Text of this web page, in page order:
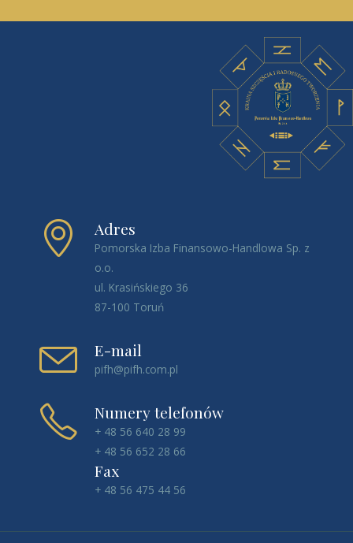
Adres
Pomorska Izba Finansowo-Handlowa Sp. z
o.o.
ul. Krasińskiego 36
87-100 Toruń
E-mail
pifh@pifh.com.pl
Numery telefonów
+ 48 56 640 28 99
+ 48 56 652 28 66
Fax
+ 48 56 475 44 56